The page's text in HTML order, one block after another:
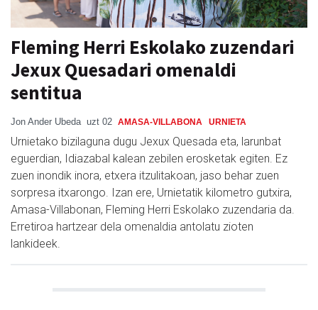
Fleming Herri Eskolako zuzendari
Jexux Quesadari omenaldi
sentitua
Jon Ander Ubeda uzt 02 AMASA-VILLABONA URNIETA
Urnietako bizilaguna dugu Jexux Quesada eta, larunbat
eguerdian, Idiazabal kalean zebilen erosketak egiten. Ez
zuen inondik inora, etxera itzulitakoan, jaso behar zuen
sorpresa itxarongo. Izan ere, Urnietatik kilometro gutxira,
Amasa-Villabonan, Fleming Herri Eskolako zuzendaria da.
Erretiroa hartzear dela omenaldia antolatu zioten
lankideek.